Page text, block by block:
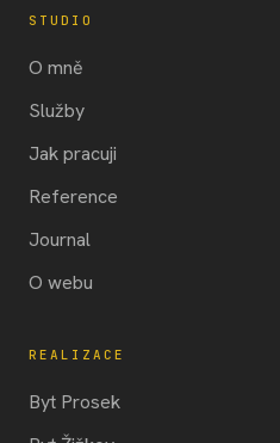
STUDIO
O mně
Služby
Jak pracuji
Reference
Journal
O webu
REALIZACE
Byt Prosek